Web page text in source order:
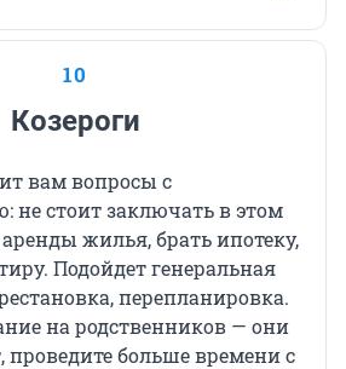
10
Козероги
вам вопросы с
не стоит заключать в этом
жилья, брать ипотеку,
Подойдет генеральная
перепланировка.
на родственников — они
проведите больше времени с